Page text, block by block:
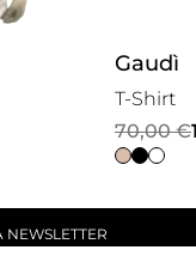
Gaudì
T-Shirt
70,00€
Il
prezzo
Il
prezzo
NEWSLETTER